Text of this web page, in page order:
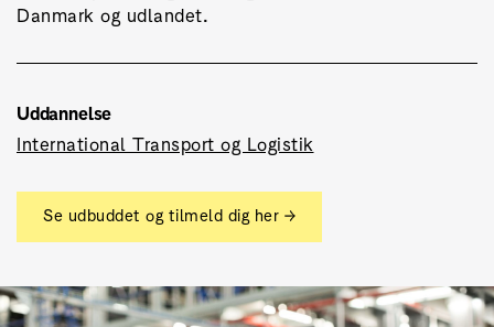
Danmark og udlandet.
Uddannelse
International Transport og Logistik
Se udbuddet og tilmeld dig her